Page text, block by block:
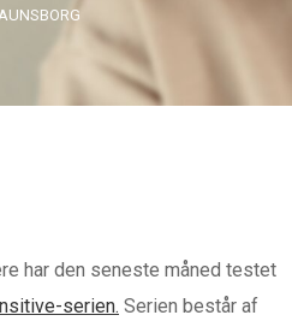
har den seneste måned testet
serien. Serien består af